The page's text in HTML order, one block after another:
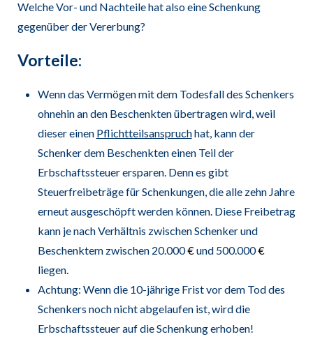
Welche Vor- und Nachteile hat also eine Schenkung
gegenüber der Vererbung?
Vorteile:
Wenn das Vermögen mit dem Todesfall des Schenkers
ohnehin an den Beschenkten übertragen wird, weil
dieser einen Pflichtteilsanspruchhat, kann der
Schenker dem Beschenkten einen Teil der
Erbschaftssteuer ersparen. Denn es gibt
Steuerfreibeträge für Schenkungen, die alle zehn Jahre
erneut ausgeschöpft werden können. Diese Freibetrag
kann je nach Verhältnis zwischen Schenker und
Beschenktem zwischen 20.000€und 500.000€
liegen.
Achtung: Wenn die 10-jährige Frist vor dem Tod des
Schenkers noch nicht abgelaufen ist, wird die
Erbschaftssteuer auf die Schenkung erhoben!